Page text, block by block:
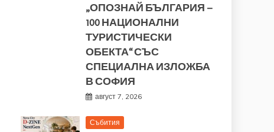
„ОПОЗНАЙ БЪЛГАРИЯ –
100 НАЦИОНАЛНИ
ТУРИСТИЧЕСКИ
ОБЕКТА“ СЪС
СПЕЦИАЛНА ИЗЛОЖБА
В СОФИЯ
август 7, 2026
Събития